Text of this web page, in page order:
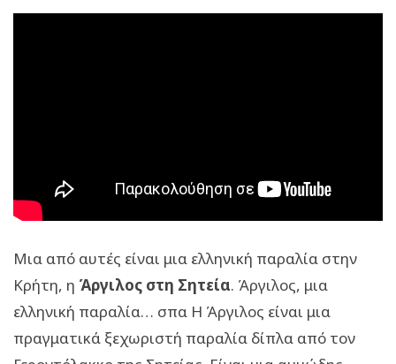
Μια από αυτές είναι μια ελληνική παραλία στην
Κρήτη, η Άργιλος στη Σητεία. Άργιλος, μια
ελληνική παραλία… σπα Η Άργιλος είναι μια
πραγματικά ξεχωριστή παραλία δίπλα από τον